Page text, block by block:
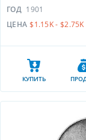
ГОД 1901
ЦЕНА $1.15K - $2.75K
КУПИТЬ